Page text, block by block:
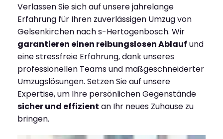
Verlassen Sie sich auf unsere jahrelange
Erfahrung für Ihren zuverlässigen Umzug von
Gelsenkirchen nach s-Hertogenbosch. Wir
garantieren einen reibungslosen Ablauf und
eine stressfreie Erfahrung, dank unseres
professionellen Teams und maßgeschneiderter
Umzugslösungen. Setzen Sie auf unsere
Expertise, um Ihre persönlichen Gegenstände
sicher und effizient an Ihr neues Zuhause zu
bringen.